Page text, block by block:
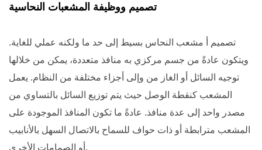
تصميم ووظيفة المشعبات النحاسية
تصميم أ مشعب النحاس بسيط إلى حد ما ولكنه عملي للغاية.
ويتكون عادةً من جسم مركزي به منافذ متعددة، يمكن من خلالها
توجيه السائل أو الغاز من وإلى أجزاء مختلفة من النظام. يعمل
المشعب كنقطة الوصل حيث يتم توزيع السائل بالتساوي من
مصدر واحد إلى عدة منافذ. عادةً ما تكون المنافذ الموجودة على
المشعب مترابطة أو ذات حواف للسماح بالاتصال السهل بالأنابيب
أو الصمامات الأخرى.